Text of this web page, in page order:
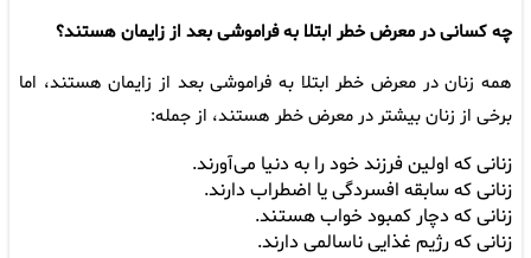
چه کسانی در معرض خطر ابتلا به فراموشی بعد از زایمان هستند؟
همه زنان در معرض خطر ابتلا به فراموشی بعد از زایمان هستند، اما
برخی از زنان بیشتر در معرض خطر هستند، از جمله:
زنانی که اولین فرزند خود را به دنیا می‌آورند.
زنانی که سابقه افسردگی یا اضطراب دارند.
زنانی که دچار کمبود خواب هستند.
زنانی که رژیم غذایی ناسالمی دارند.